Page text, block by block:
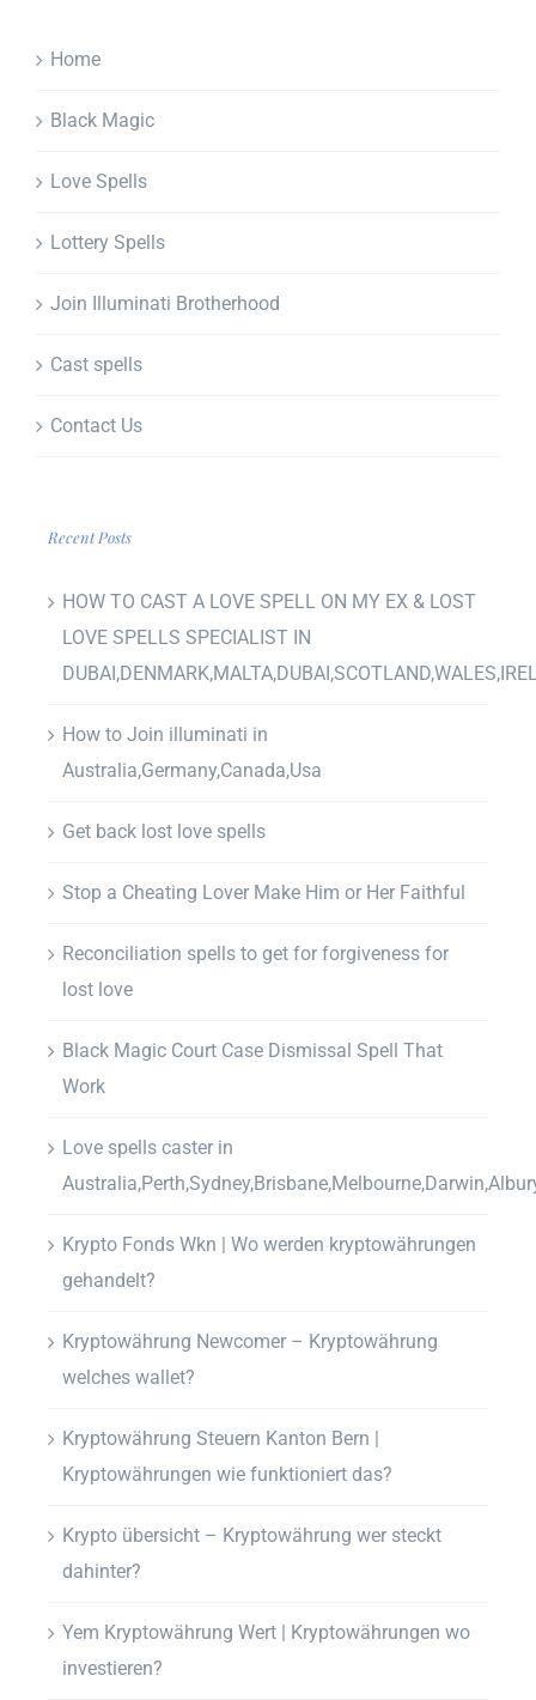
Home
Black Magic
Love Spells
Lottery Spells
Join Illuminati Brotherhood
Cast spells
Contact Us
Recent Posts
HOW TO CAST A LOVE SPELL ON MY EX & LOST
LOVE SPELLS SPECIALIST IN
How to Join illuminati in
Australia,Germany,Canada,Usa
Get back lost love spells
Stop a Cheating Lover Make Him or Her Faithful
Reconciliation spells to get for forgiveness for
lost love
Black Magic Court Case Dismissal Spell That
Work
Love spells caster in
Krypto Fonds Wkn | Wo werden kryptowährungen
gehandelt?
Kryptowährung Newcomer – Kryptowährung
welches wallet?
Kryptowährung Steuern Kanton Bern |
Kryptowährungen wie funktioniert das?
Krypto übersicht – Kryptowährung wer steckt
dahinter?
Yem Kryptowährung Wert | Kryptowährungen wo
investieren?